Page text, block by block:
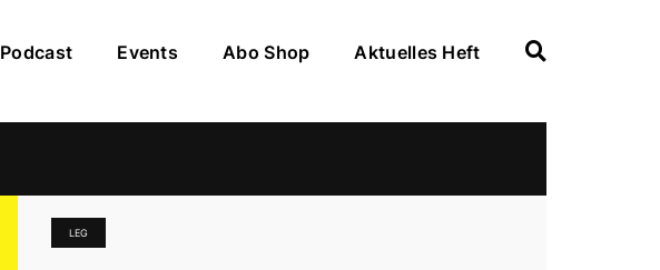
Podcast Events Abo Shop Aktuelles Heft
LEG